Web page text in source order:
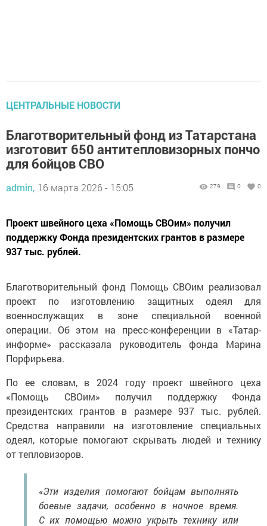
ЦЕНТРАЛЬНЫЕ НОВОСТИ
Благотворительный фонд из Татарстана
изготовит 650 антитепловизорных пончо
для бойцов СВО
admin, 16 марта 2026 - 15:05 279 0 0
Проект швейного цеха «Помощь СВОим» получил
поддержку Фонда президентских грантов в размере
937 тыс. рублей.
Благотворительный фонд Помощь СВОим реализовал
проект по изготовлению защитных одеял для
военнослужащих в зоне специальной военной
операции. Об этом на пресс-конференции в «Татар-
информе» рассказала руководитель фонда Марина
Порфирьева.
По ее словам, в 2024 году проект швейного цеха
«Помощь СВОим» получил поддержку Фонда
президентских грантов в размере 937 тыс. рублей.
Средства направили на изготовление специальных
одеял, которые помогают скрывать людей и технику
от тепловизоров.
«Эти изделия помогают бойцам выполнять
боевые задачи, особенно в ночное время.
С их помощью можно укрыть технику или